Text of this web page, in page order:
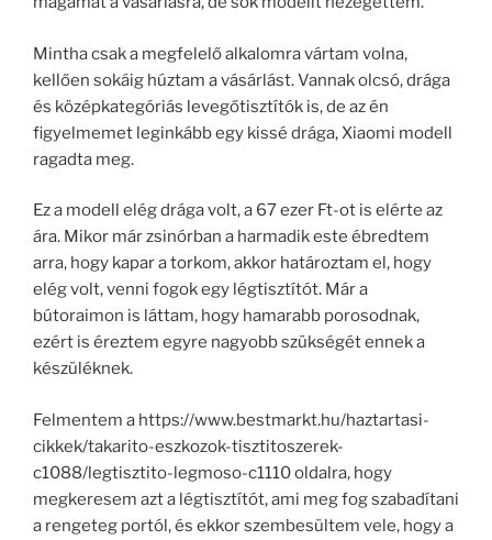
Mintha csak a megfelelő alkalomra vártam volna,
kellően sokáig húztam a vásárlást. Vannak olcsó, drága
és középkategóriás levegőtisztítók is, de az én
figyelmemet leginkább egy kissé drága, Xiaomi modell
ragadta meg.
Ez a modell elég drága volt, a 67 ezer Ft-ot is elérte az
ára. Mikor már zsinórban a harmadik este ébredtem
arra, hogy kapar a torkom, akkor határoztam el, hogy
elég volt, venni fogok egy légtisztítót. Már a
bútoraimon is láttam, hogy hamarabb porosodnak,
ezért is éreztem egyre nagyobb szükségét ennek a
készüléknek.
Felmentem a https://www.bestmarkt.hu/haztartasi-
cikkek/takarito-eszkozok-tisztitoszerek-
c1088/legtisztito-legmoso-c1110 oldalra, hogy
megkeresem azt a légtisztítót, ami meg fog szabadítani
a rengeteg portól, és ekkor szembesültem vele, hogy a